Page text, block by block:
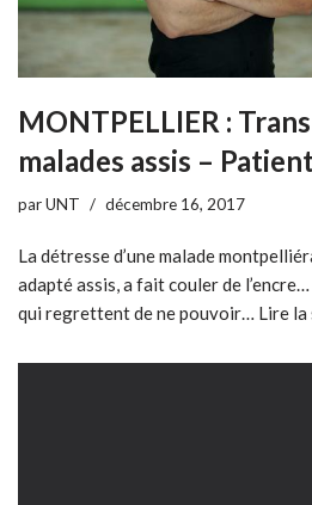
MONTPELLIER :
malades assis –
parUNT décembre 16, 2017
La détresse d’une malade
adapté assis, a fait couler de
qui regrettent de ne pouvoir… Lire la